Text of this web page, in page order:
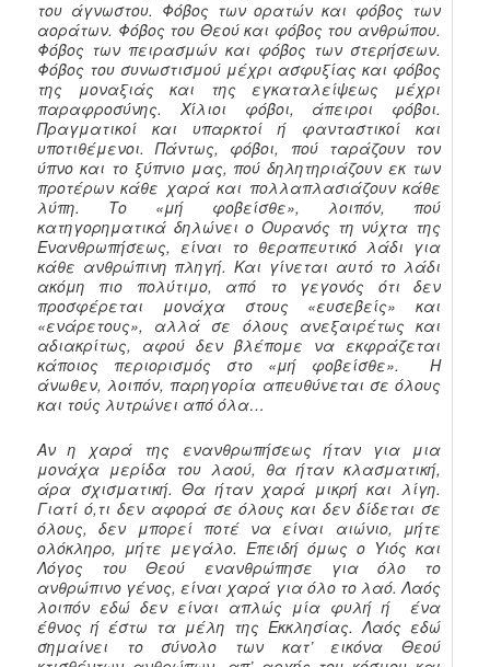
του άγνωστου. Φόβος των ορατών και φόβος των
αοράτων. Φόβος του Θεού και φόβος του ανθρώπου.
Φόβος των πειρασμών και φόβος των στερήσεων.
Φόβος του συνωστισμού μέχρι ασφυξίας και φόβος
της μοναξιάς και της εγκαταλείψεως μέχρι
παραφροσύνης. Χίλιοι φόβοι, άπειροι φόβοι.
Πραγματικοί και υπαρκτοί ή φανταστικοί και
υποτιθέμενοι. Πάντως, φόβοι, πού ταράζουν τον
ύπνο και το ξύπνιο μας, πού δηλητηριάζουν εκ των
προτέρων κάθε χαρά και πολλαπλασιάζουν κάθε
λύπη. Το «μή φοβείσθε», λοιπόν, πού
κατηγορηματικά δηλώνει ο Ουρανός τη νύχτα της
Ενανθρωπήσεως, είναι το θεραπευτικό λάδι για
κάθε ανθρώπινη πληγή. Και γίνεται αυτό το λάδι
ακόμη πιο πολύτιμο, από το γεγονός ότι δεν
προσφέρεται μονάχα στους «ευσεβείς» και
«ενάρετους», αλλά σε όλους ανεξαιρέτως και
αδιακρίτως, αφού δεν βλέπομε να εκφράζεται
κάποιος περιορισμός στο «μή φοβείσθε». Η
άνωθεν, λοιπόν, παρηγορία απευθύνεται σε όλους
και τούς λυτρώνει από όλα…
Αν η χαρά της ενανθρωπήσεως ήταν για μια
μονάχα μερίδα του λαού, θα ήταν κλασματική,
άρα σχισματική. Θα ήταν χαρά μικρή και λίγη.
Γιατί ό,τι δεν αφορά σε όλους και δεν δίδεται σε
όλους, δεν μπορεί ποτέ να είναι αιώνιο, μήτε
ολόκληρο, μήτε μεγάλο. Επειδή όμως ο Υιός και
Λόγος του Θεού ενανθρώπησε για όλο το
ανθρώπινο γένος, είναι χαρά για όλο το λαό. Λαός
λοιπόν εδώ δεν είναι απλώς μία φυλή ή ένα
έθνος ή έστω τα μέλη της Εκκλησίας. Λαός εδώ
σημαίνει το σύνολο των κατ’ εικόνα Θεού